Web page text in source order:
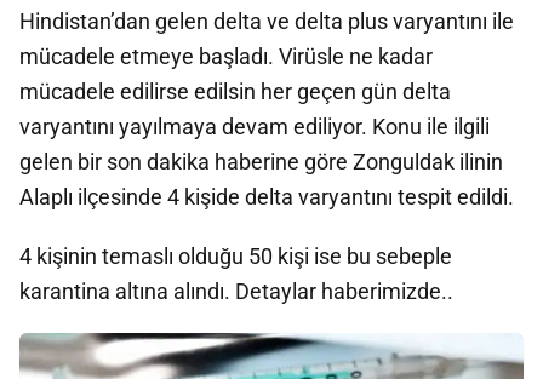
Hindistan’dan gelen delta ve delta plus varyantını ile
mücadele etmeye başladı. Virüsle ne kadar
mücadele edilirse edilsin her geçen gün delta
varyantını yayılmaya devam ediliyor. Konu ile ilgili
gelen bir son dakika haberine göre Zonguldak ilinin
Alaplı ilçesinde 4 kişide delta varyantını tespit edildi.
4 kişinin temaslı olduğu 50 kişi ise bu sebeple
karantina altına alındı. Detaylar haberimizde..